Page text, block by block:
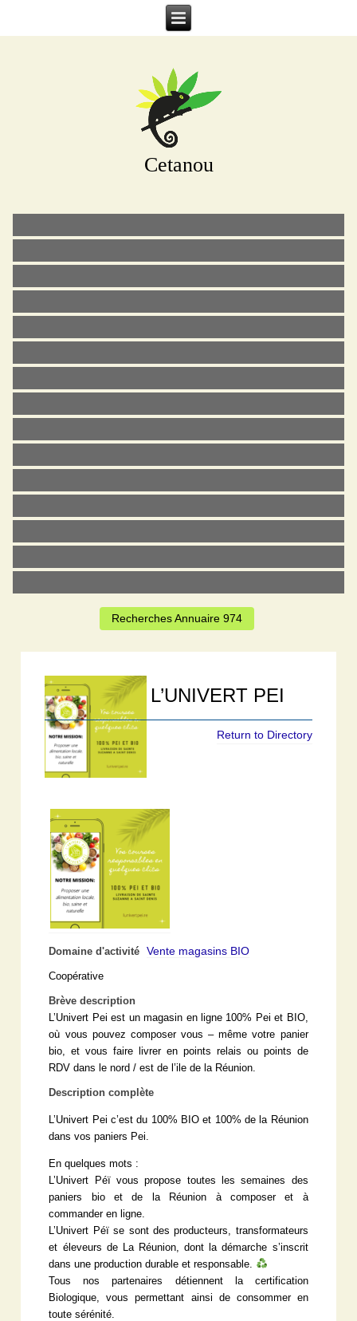
Cetanou
Recherches Annuaire 974
L’UNIVERT PEI
Return to Directory
Domaine d'activité Vente magasins BIO
Coopérative
Brève description
L’Univert Pei est un magasin en ligne 100% Pei et BIO,
où vous pouvez composer vous – même votre panier
bio, et vous faire livrer en points relais ou points de
RDV dans le nord / est de l’ile de la Réunion.
Description complète
L’Univert Pei c’est du 100% BIO et 100% de la Réunion
dans vos paniers Pei.
En quelques mots :
L’Univert Péï vous propose toutes les semaines des
paniers bio et de la Réunion à composer et à
commander en ligne.
L’Univert Péï se sont des producteurs, transformateurs
et éleveurs de La Réunion, dont la démarche s’inscrit
dans une production durable et responsable.
Tous nos partenaires détiennent la certification
Biologique, vous permettant ainsi de consommer en
toute sérénité.